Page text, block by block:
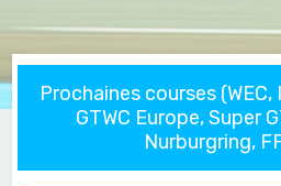
Prochaines courses (WEC,
GTWC Europe, Super
Nurburgring,